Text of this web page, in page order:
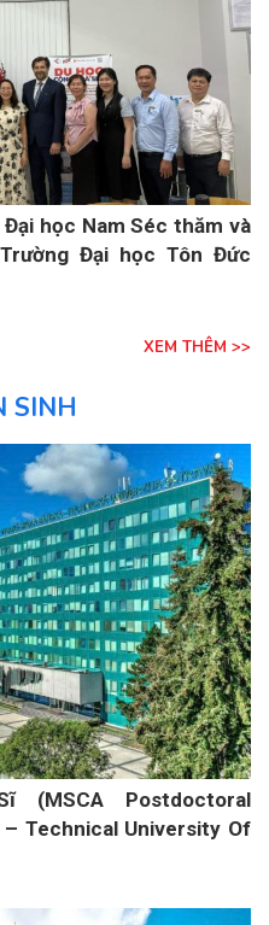
học Nam Séc thăm và
Đại học Tôn Đức
XEM THÊM >>
SINH
(MSCA Postdoctoral
Technical University Of